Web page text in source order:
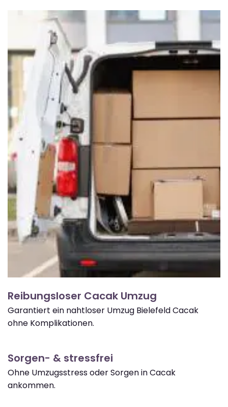
Reibungsloser Cacak Umzug
Garantiert ein nahtloser Umzug Bielefeld Cacak
ohne Komplikationen.
Sorgen- & stressfrei
Ohne Umzugsstress oder Sorgen in Cacak
ankommen.